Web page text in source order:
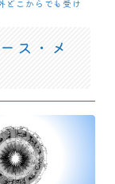
どこからでも受け
ス・メ